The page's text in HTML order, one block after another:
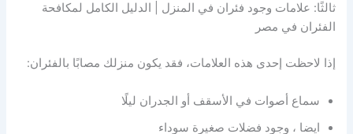
ثالثًا: علامات وجود فئران في المنزل | الدليل الكامل لمكافحة
الفئران في مصر
إذا لاحظت إحدى هذه العلامات، فقد يكون منزلك مصابًا بالفئران:
سماع أصوات في الأسقف أو الجدران ليلًا
ايضا ، وجود فضلات صغيرة سوداء